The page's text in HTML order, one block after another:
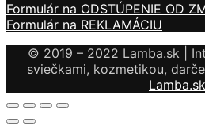
Formulár na ODSTÚPENIE OD
Formulár na REKLAMÁCIU
© 2019 – 2022 Lamba.sk |
sviečkami, kozmetikou,
Lamba.sk